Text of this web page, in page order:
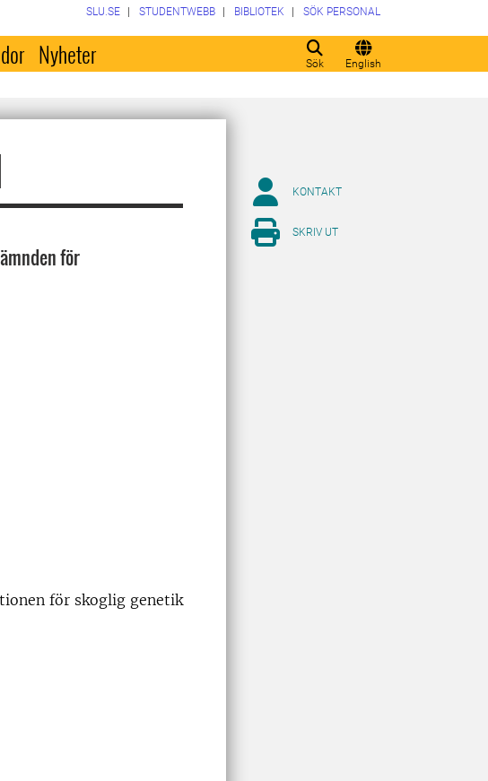
Sök English
SLU.SE STUDENTWEBB BIBLIOTEK SÖK PERSONAL
Nyheter
för
för skoglig genetik
KONTAKT
SKRIV UT